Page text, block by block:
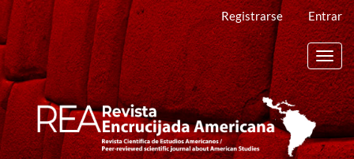
Navegación
principal
Contenido
principal
Barra
lateral
Registrarse Entrar